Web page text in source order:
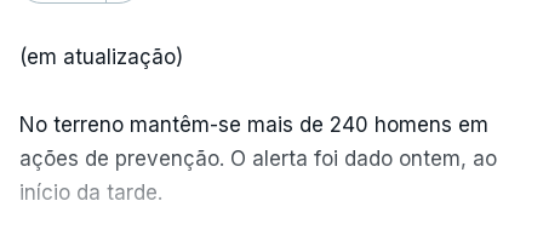
(em atualização)
No terreno mantêm-se mais de 240 homens em
ações de prevenção. O alerta foi dado ontem, ao
início da tarde.